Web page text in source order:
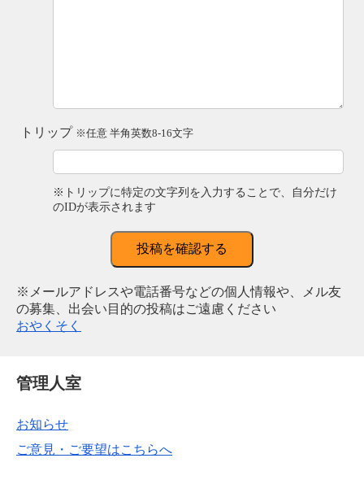
トリップ ※任意 半角英数8-16文字
※トリップに特定の文字列を入力することで、自分だけ
のIDが表示されます
投稿を確認する
※メールアドレスや電話番号などの個人情報や、メル友
の募集、出会い目的の投稿はご遠慮ください
おやくそく
管理人室
お知らせ
ご意見・ご要望はこちらへ